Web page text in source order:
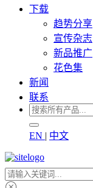
下载
趋势分享
宣传杂志
新品推广
花色集
新闻
联系
EN | 中文